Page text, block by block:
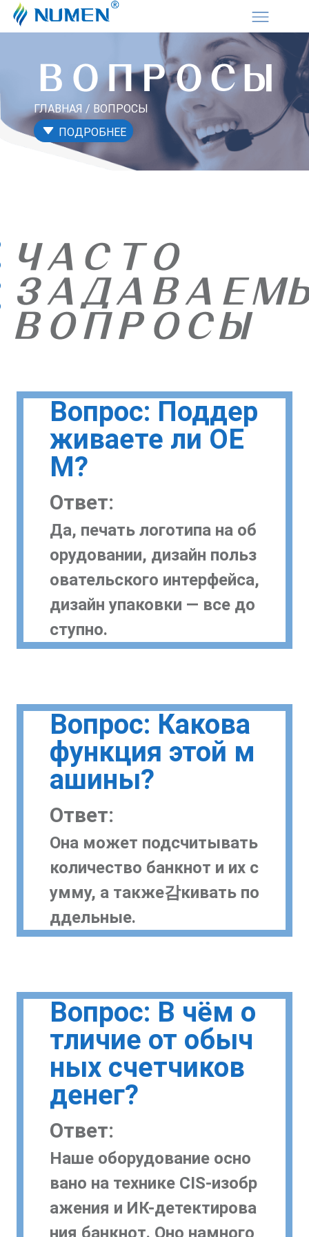
ВОПРОСЫ
ГЛАВНАЯ / ВОПРОСЫ
ПОДРОБНЕЕ
ЧАСТО
ВОПРОСЫ
Вопрос: Поддер
живаете ли OE
M?
Ответ:
Да, печать логотипа на об
орудовании, дизайн польз
овательского интерфейса,
дизайн упаковки — все до
ступно.
Вопрос: Какова
функция этой м
ашины?
Ответ:
Она может подсчитывать
количество банкнот и их с
умму, а также감кивать по
ддельные.
Вопрос: В чём о
тличие от обыч
ных счетчиков
денег?
Ответ:
Наше оборудование осно
вано на технике CIS-изобр
ажения и ИК-детектирова
ния банкнот. Оно намного